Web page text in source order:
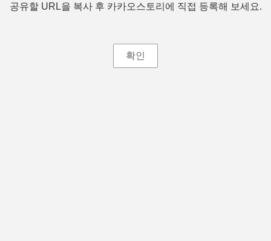
공유할 URL을 복사 후 카카오스토리에 직접 등록해 보세요.
확인